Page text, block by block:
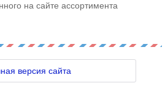
на сайте ассортимента
версия сайта